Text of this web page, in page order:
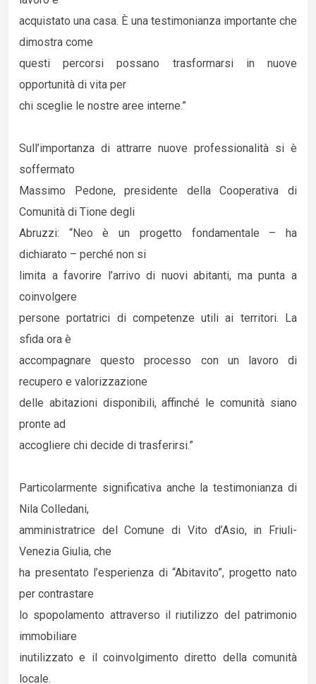
acquistato una casa. È una testimonianza importante che
dimostra come
questi percorsi possano trasformarsi in nuove
opportunità di vita per
chi sceglie le nostre aree interne.”
Sull’importanza di attrarre nuove professionalità si è
soffermato
Massimo Pedone, presidente della Cooperativa di
Comunità di Tione degli
Abruzzi: “Neo è un progetto fondamentale – ha
dichiarato – perché non si
limita a favorire l’arrivo di nuovi abitanti, ma punta a
coinvolgere
persone portatrici di competenze utili ai territori. La
sfida ora è
accompagnare questo processo con un lavoro di
recupero e valorizzazione
delle abitazioni disponibili, affinché le comunità siano
pronte ad
accogliere chi decide di trasferirsi.”
Particolarmente significativa anche la testimonianza di
Nila Colledani,
amministratrice del Comune di Vito d’Asio, in Friuli-
Venezia Giulia, che
ha presentato l’esperienza di “Abitavito”, progetto nato
per contrastare
lo spopolamento attraverso il riutilizzo del patrimonio
immobiliare
inutilizzato e il coinvolgimento diretto della comunità
locale.